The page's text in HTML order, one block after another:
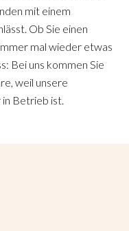
mit einem
Ob Sie einen
mal wieder etwas
Bei uns kommen Sie
weil unsere
in Betrieb ist.